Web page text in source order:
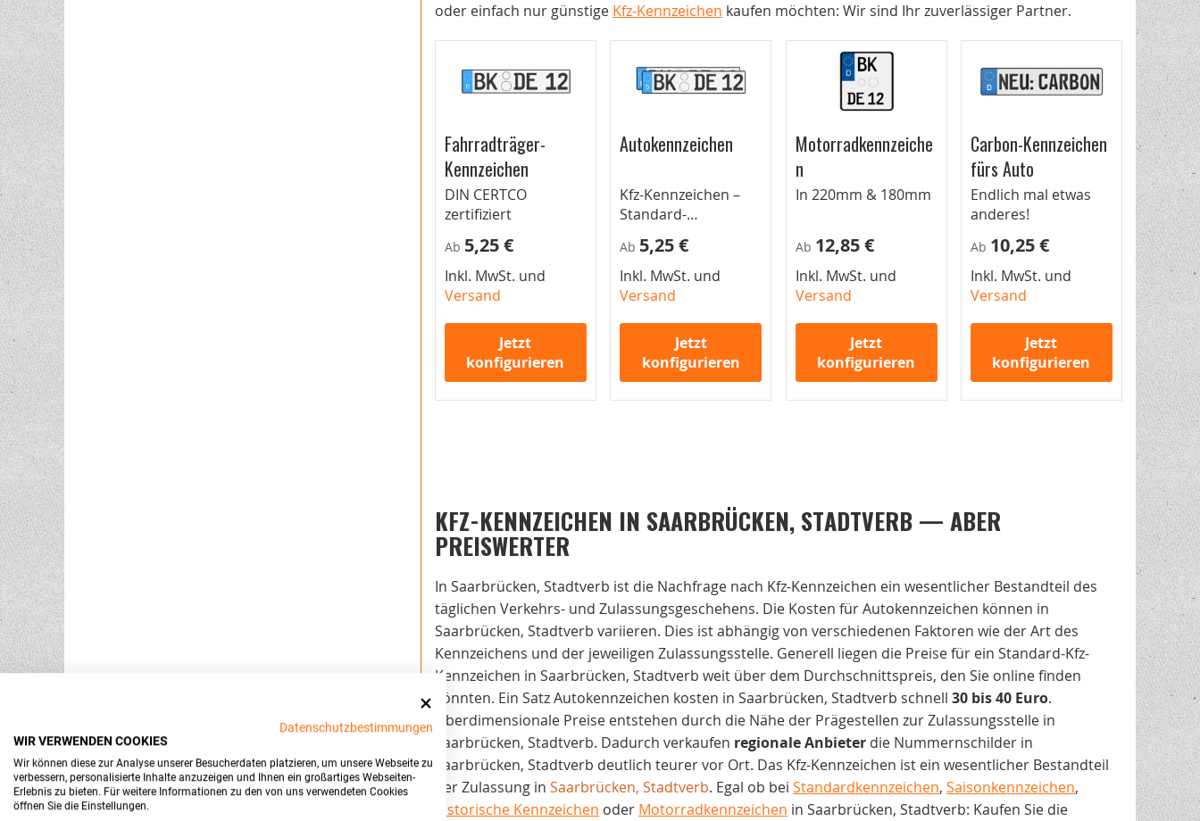
oder einfach nur günstige Kfz-Kennzeichen kaufen möchten: Wir sind Ihr zuverlässiger Partner.
Fahrradträger-
Kennzeichen
DIN CERTCO
zertifiziert
Ab 5,25 €
Inkl. MwSt. und
Versand
Jetzt
konfigurieren
Autokennzeichen
Kfz-Kennzeichen –
Standard-
Pkw
Ab 5,25 €
Inkl. MwSt. und
Versand
Jetzt
konfigurieren
Motorradkennzeiche
n
In 220mm & 180mm
Ab 12,85 €
Inkl. MwSt. und
Versand
Jetzt
konfigurieren
Carbon-Kennzeichen
fürs Auto
Endlich mal etwas
anderes!
Ab 10,25 €
Inkl. MwSt. und
Versand
Jetzt
konfigurieren
KFZ-KENNZEICHEN IN SAARBRÜCKEN, STADTVERB — ABER
PREISWERTER
In Saarbrücken, Stadtverb ist die Nachfrage nach Kfz-Kennzeichen ein wesentlicher Bestandteil des
täglichen Verkehrs- und Zulassungsgeschehens. Die Kosten für Autokennzeichen können in
Saarbrücken, Stadtverb variieren. Dies ist abhängig von verschiedenen Faktoren wie der Art des
Kennzeichens und der jeweiligen Zulassungsstelle. Generell liegen die Preise für ein Standard-Kfz-
Kennzeichen in Saarbrücken, Stadtverb weit über dem Durchschnittspreis, den Sie online finden
könnten. Ein Satz Autokennzeichen kosten in Saarbrücken, Stadtverb schnell 30 bis 40 Euro.
Überdimensionale Preise entstehen durch die Nähe der Prägestellen zur Zulassungsstelle in
Saarbrücken, Stadtverb. Dadurch verkaufen regionaleAnbieter die Nummernschilder in
Saarbrücken, Stadtverb deutlich teurer vor Ort. Das Kfz-Kennzeichen ist ein wesentlicher Bestandteil
der Zulassung in Saarbrücken, Stadtverb. Egal ob bei Standardkennzeichen, Saisonkennzeichen,
historische Kennzeichen oder Motorradkennzeichen in Saarbrücken, Stadtverb: Kaufen Sie die
Datenschutzbestimmungen
WIR VERWENDEN COOKIES
Wir können diese zur Analyse unserer Besucherdaten platzieren, um unsere Webseite zu
verbessern, personalisierte Inhalte anzuzeigen und Ihnen ein großartiges Webseiten-
Erlebnis zu bieten. Für weitere Informationen zu den von uns verwendeten Cookies
öffnen Sie die Einstellungen.